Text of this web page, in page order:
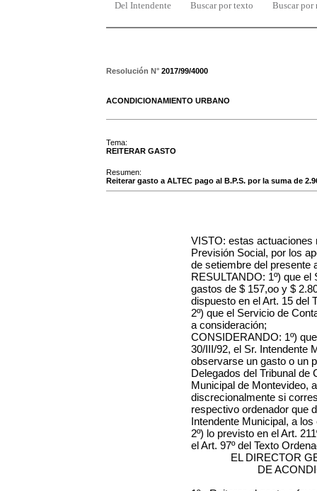
Del Intendente Buscar por texto Buscar por
Resolución N° 2017/99/4000
ACONDICIONAMIENTO URBANO
Tema:
REITERAR GASTO
Resumen:
Reiterar gasto a ALTEC pago al B.P.S. por la suma de
VISTO: estas actuaciones
Previsión Social, por los
de setiembre del presente
RESULTANDO: 1º) que
gastos de $ 157,oo y $
dispuesto en el Art. 15 del
2º) que el Servicio de
a consideración;
CONSIDERANDO: 1º)
30/III/92, el Sr. Intendente
observarse un gasto o un
Delegados del Tribunal de
Municipal de Montevideo,
discrecionalmente si
respectivo ordenador que
Intendente Municipal, a
2º) lo previsto en el Art.
el Art. 97º del Texto
EL DIRECTOR
DE